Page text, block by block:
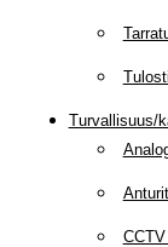
Turvallisuus/